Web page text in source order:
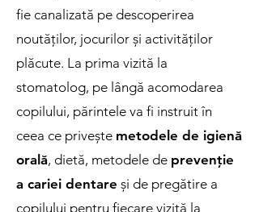
fie canalizată pe descoperirea
noutăților, jocurilor și activităților
plăcute. La prima vizită la
stomatolog, pe lângă acomodarea
copilului, părintele va fi instruit în
ceea ce privește metodele de igienă
orală, dietă, metodele de prevenție
a cariei dentare și de pregătire a
copilului pentru fiecare vizită la